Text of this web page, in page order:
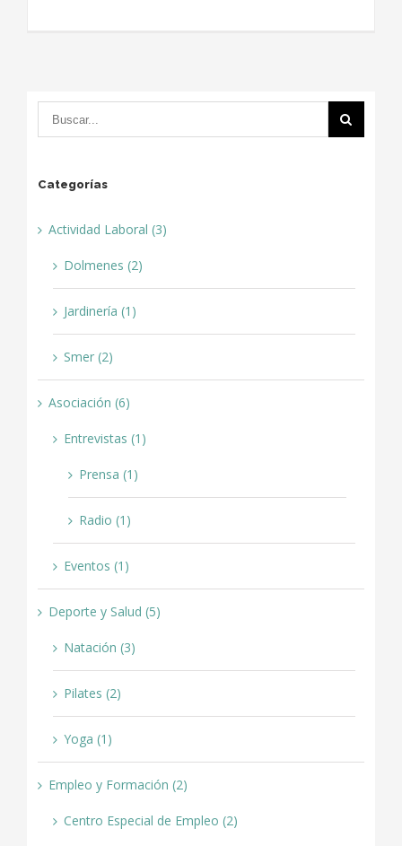
Categorías
Actividad Laboral (3)
Dolmenes (2)
Jardinería (1)
Smer (2)
Asociación (6)
Entrevistas (1)
Prensa (1)
Radio (1)
Eventos (1)
Deporte y Salud (5)
Natación (3)
Pilates (2)
Yoga (1)
Empleo y Formación (2)
Centro Especial de Empleo (2)